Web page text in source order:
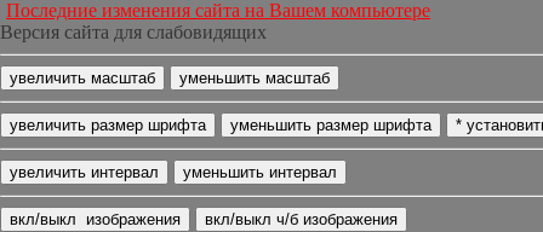
Последние изменения сайта на Вашем компьютере
Версия сайта для слабовидящих